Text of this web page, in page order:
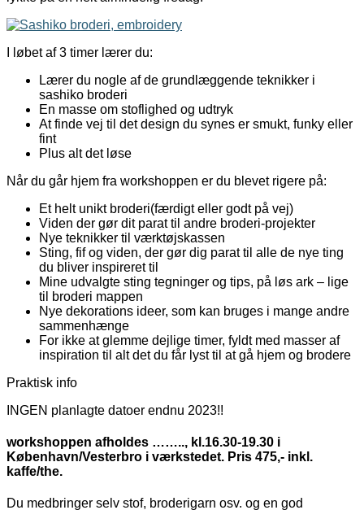
I løbet af 3 timer lærer du:
Lærer du nogle af de grundlæggende teknikker i
sashiko broderi
En masse om stoflighed og udtryk
At finde vej til det design du synes er smukt, funky eller
fint
Plus alt det løse
Når du går hjem fra workshoppen er du blevet rigere på:
Et helt unikt broderi(færdigt eller godt på vej)
Viden der gør dit parat til andre broderi-projekter
Nye teknikker til værktøjskassen
Sting, fif og viden, der gør dig parat til alle de nye ting
du bliver inspireret til
Mine udvalgte sting tegninger og tips, på løs ark – lige
til broderi mappen
Nye dekorations ideer, som kan bruges i mange andre
sammenhænge
For ikke at glemme dejlige timer, fyldt med masser af
inspiration til alt det du får lyst til at gå hjem og brodere
Praktisk info
INGEN planlagte datoer endnu 2023!!
workshoppen afholdes …….., kl.16.30-19.30 i
København/Vesterbro i værkstedet. Pris 475,- inkl.
kaffe/the.
Du medbringer selv stof, broderigarn osv. og en god